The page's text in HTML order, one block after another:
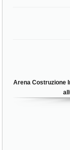
Arena Costruzione